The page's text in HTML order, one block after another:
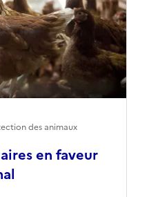
en faveur
des animaux